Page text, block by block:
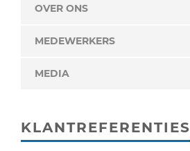
OVER ONS
MEDEWERKERS
MEDIA
KLANTREFERENTIES